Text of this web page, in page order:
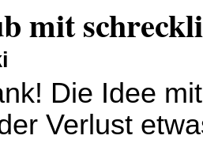
mit
Die Idee
Verlust